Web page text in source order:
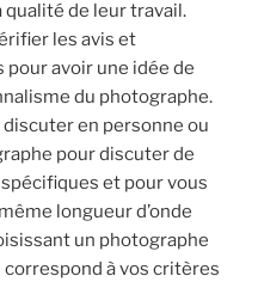
de leur travail.
les avis et
avoir une idée de
du photographe.
en personne ou
pour discuter de
et pour vous
longueur d’onde
un photographe
à vos critères